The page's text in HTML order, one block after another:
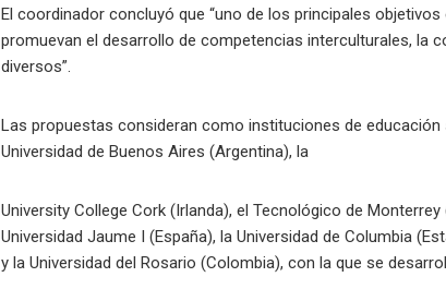
El coordinador concluyó que “uno de los principales
promuevan el desarrollo de competencias interculturales, la
diversos”.
Las propuestas consideran como instituciones de
Universidad de Buenos Aires (Argentina), la
University College Cork (Irlanda), el Tecnológico de
Universidad Jaume I (España), la Universidad de Columbia
y la Universidad del Rosario (Colombia), con la que se